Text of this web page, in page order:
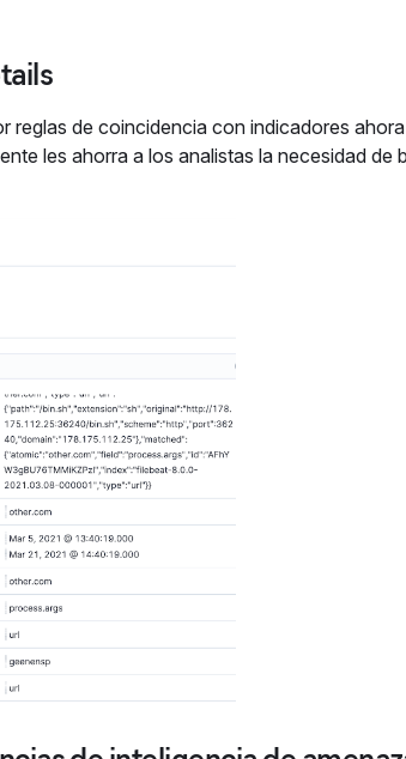
reglas de coincidencia con indicadores
les ahorra a los analistas la necesidad de